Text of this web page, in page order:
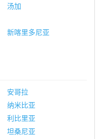
汤加
新喀里多尼亚
安哥拉
纳米比亚
利比里亚
坦桑尼亚